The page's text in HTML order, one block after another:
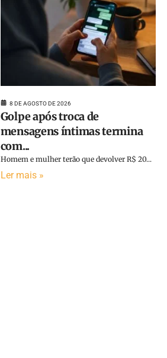
8 DE AGOSTO DE 2026
Golpe após troca de
mensagens íntimas termina
com...
Homem e mulher terão que devolver R$ 20...
Ler mais »